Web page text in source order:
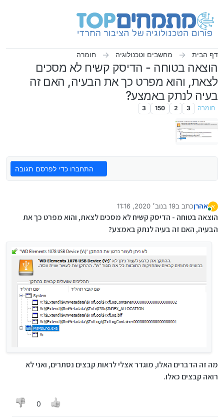
דף הבית מחשבים וטכנולוגיה חומרה
הוצאה בטוחה - הדיסק קשיח לא מסכים
לצאת, והוא מפרט כך את הבעיה, האם זה
בעיה לנתק באמצע?
חומרה 3
2
150
3
התחברו כדי לפרסם תגובה
א אהרןכתב ב19 בנוב׳ 2020, 11:16
נערך לאחרונה על ידי
הוצאה בטוחה - הדיסק קשיח לא מסכים לצאת, והוא מפרט כך את
הבעיה, האם זה בעיה לנתק באמצע?
מה זה הדברים האלו, מוגדר אצלי לראות קבצים נסתרים, ואני לא
רואה קבצים כאלו.
0